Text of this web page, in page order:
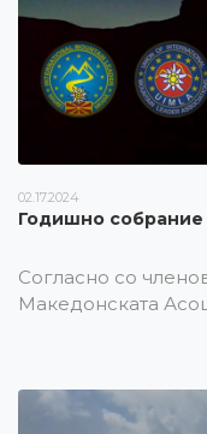
02.17.2024
Годишно собрание
Согласно со
Македонската